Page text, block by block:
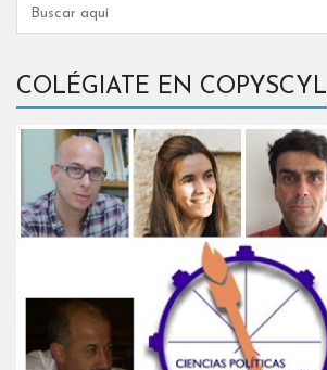
COLÉGIATE EN COPYSCYL